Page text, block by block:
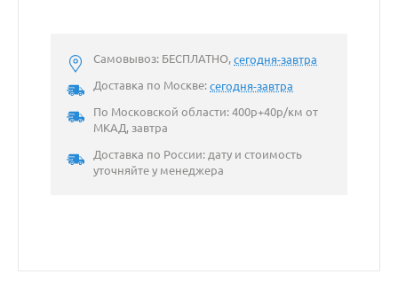
Самовывоз: БЕСПЛАТНО,сегодня-завтра
Доставка по Москве:сегодня-завтра
По Московской области: 400р+40р/км от
МКАД, завтра
Доставка по России: дату и стоимость
уточняйте у менеджера